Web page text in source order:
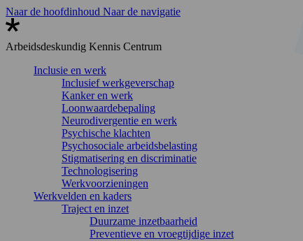
Naar de hoofdinhoud Naar de navigatie
Arbeidsdeskundig Kennis Centrum
Inclusie en werk
Inclusief werkgeverschap
Kanker en werk
Loonwaardebepaling
Neurodivergentie en werk
Psychische klachten
Psychosociale arbeidsbelasting
Stigmatisering en discriminatie
Technologisering
Werkvoorzieningen
Werkvelden en kaders
Traject en inzet
Duurzame inzetbaarheid
Preventieve en vroegtijdige inzet